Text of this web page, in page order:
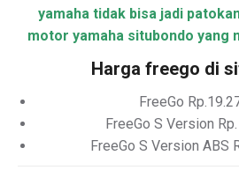
yamaha tidak bisa jadi
motor yamaha situbondo yang
Harga freego di
FreeGo
FreeGo S Version
FreeGo S Version ABS